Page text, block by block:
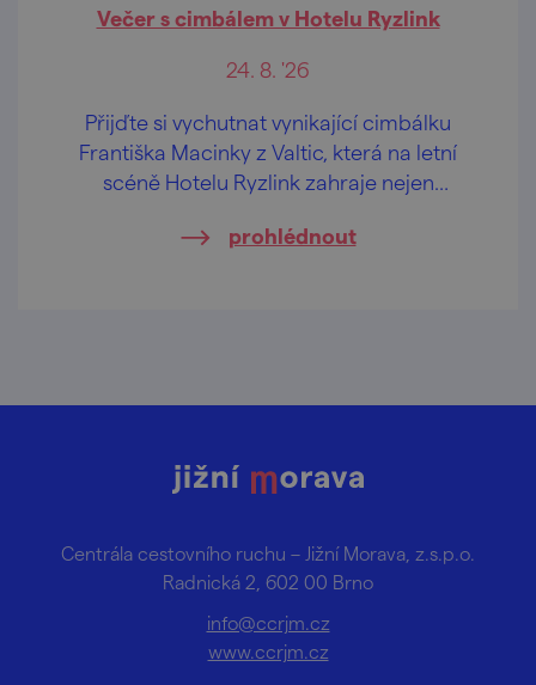
Večer s cimbálem v Hotelu Ryzlink
24. 8. '26
Přijďte si vychutnat vynikající cimbálku
Františka Macinky z Valtic, která na letní
scéně Hotelu Ryzlink zahraje nejen
prohlédnout
Centrála cestovního ruchu – Jižní Morava, z.s.p.o.
Radnická 2, 602 00 Brno
info@ccrjm.cz
www.ccrjm.cz